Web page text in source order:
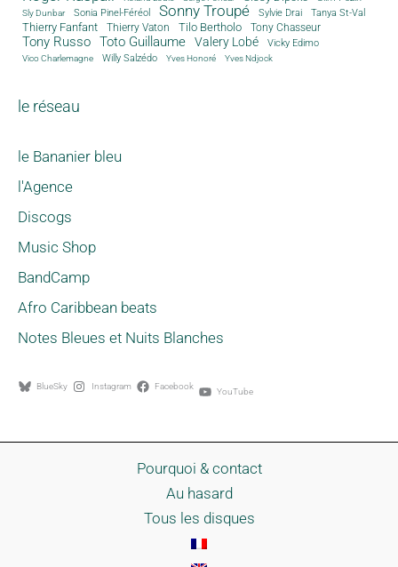
Sly Dunbar Sonia Pinel-Féréol Sonny Troupé Sylvie Drai Tanya St-Val
Thierry Fanfant Thierry Vaton Tilo Bertholo Tony Chasseur
Tony Russo Toto Guillaume Valery Lobé Vicky Edimo
Vico Charlemagne Willy Salzédo Yves Honoré Yves Ndjock
le réseau
le Bananier bleu
l'Agence
Discogs
Music Shop
BandCamp
Afro Caribbean beats
Notes Bleues et Nuits Blanches
BlueSky Instagram Facebook YouTube
Pourquoi & contact
Au hasard
Tous les disques